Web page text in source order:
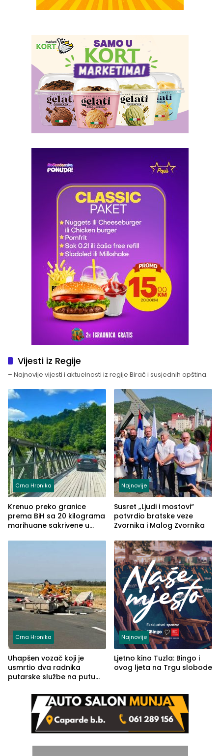
Vijesti iz Regije
– Najnovije vijesti i aktuelnosti iz regije Birač i susjednih opština.
Crna Hronika
Krenuo preko granice
prema BiH sa 20 kilograma
marihuane sakrivene u
Najnovije
Susret „Ljudi i mostovi“
potvrdio bratske veze
Zvornika i Malog Zvornika
Crna Hronika
Uhapšen vozač koji je
usmrtio dva radnika
putarske službe na putu
(FOTO)
Najnovije
Ljetno kino Tuzla: Bingo i
ovog ljeta na Trgu slobode